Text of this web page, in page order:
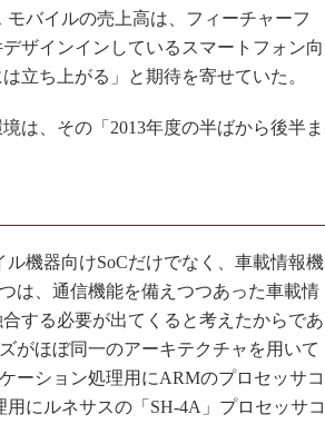
バイルの売上高は、フィーチャーフ
ザインインしているスマートフォン向
立ち上がる」と期待を寄せていた。
は、その「2013年度の半ばから後半ま
機器向けSoCだけでなく、車載情報機
は、通信機能を備えつつあった車載情
する必要が出てくると考えたからであ
がほぼ同一のアーキテクチャを用いて
ーション処理用にARMのプロセッサコ
にルネサスの「SH-4A」プロセッサコ